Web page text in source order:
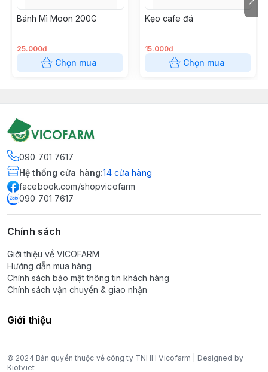
Bánh Mì Moon 200G
25.000đ
Chọn mua
Kẹo cafe đá
15.000đ
Chọn mua
090 701 7617
Hệ thống cửa hàng:14 cửa hàng
facebook.com/shopvicofarm
090 701 7617
Chính sách
Giới thiệu về VICOFARM
Hướng dẫn mua hàng
Chính sách bảo mật thông tin khách hàng
Chính sách vận chuyển & giao nhận
Giới thiệu
© 2024 Bản quyền thuộc về công ty TNHH Vicofarm | Designed by
Kiotviet